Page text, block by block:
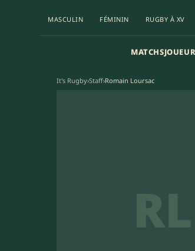
MASCULIN FÉMININ RUGBY À XV
MATCHS
It's Rugby›Staff›Romain Loursac
RL